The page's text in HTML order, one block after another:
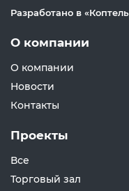
Разработано в «
О компании
О компании
Новости
Контакты
Проекты
Все
Торговый зал